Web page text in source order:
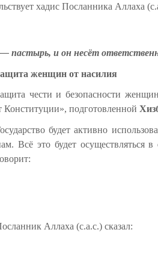
хадис Посланника Аллаха
пастырь, и он несёт
женщин от насилия
чести и безопасности
Конституции», подготовленной
будет активно
Всё это будет
Аллаха (с.а.с.) сказал: